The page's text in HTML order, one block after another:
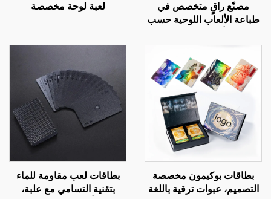
مصنّع راقٍ متخصص في
طباعة الألعاب اللوحية حسب
نمط مونوبولي، طلبات
جماعية كبيرة كهدايا
لعبة لوحة مخصصة
بطاقات بوكيمون مخصصة
التصميم، عبوات ترقية باللغة
بطاقات لعب مقاومة للماء
بتقنية التسامي مع علبة،